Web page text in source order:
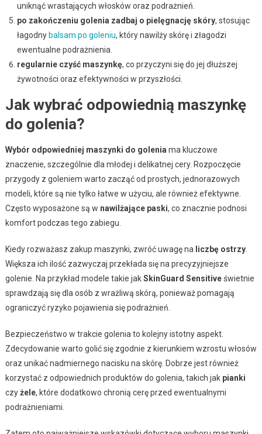
uniknąć wrastających włosków oraz podrażnień.
po zakończeniu golenia zadbaj o pielęgnację skóry, stosując
łagodny balsam po goleniu, który nawilży skórę i złagodzi
ewentualne podrażnienia.
regularnie czyść maszynkę, co przyczyni się do jej dłuższej
żywotności oraz efektywności w przyszłości.
Jak wybrać odpowiednią maszynkę
do golenia?
Wybór odpowiedniej maszynki do golenia ma kluczowe
znaczenie, szczególnie dla młodej i delikatnej cery. Rozpoczęcie
przygody z goleniem warto zacząć od prostych, jednorazowych
modeli, które są nie tylko łatwe w użyciu, ale również efektywne.
Często wyposażone są w nawilżające paski, co znacznie podnosi
komfort podczas tego zabiegu.
Kiedy rozważasz zakup maszynki, zwróć uwagę na liczbę ostrzy.
Większa ich ilość zazwyczaj przekłada się na precyzyjniejsze
golenie. Na przykład modele takie jakSkinGuard Sensitiveświetnie
sprawdzają się dla osób z wrażliwą skórą, ponieważ pomagają
ograniczyć ryzyko pojawienia się podrażnień.
Bezpieczeństwo w trakcie golenia to kolejny istotny aspekt.
Zdecydowanie warto golić się zgodnie z kierunkiem wzrostu włosów
oraz unikać nadmiernego nacisku na skórę. Dobrze jest również
korzystać z odpowiednich produktów do golenia, takich jak pianki
czyżele, które dodatkowo chronią cerę przed ewentualnymi
podrażnieniami.